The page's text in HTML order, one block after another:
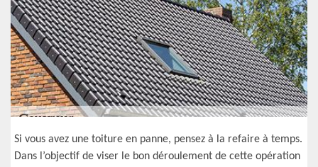
Si vous avez une toiture en panne, pensez à la refaire à temps.
Dans l’objectif de viser le bon déroulement de cette opération